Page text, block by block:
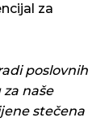
za
poslovnih
naše
stečena